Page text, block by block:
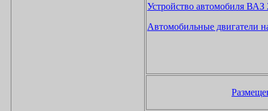
Устройство автомобиля ВАЗ
Автомобильные двигатели